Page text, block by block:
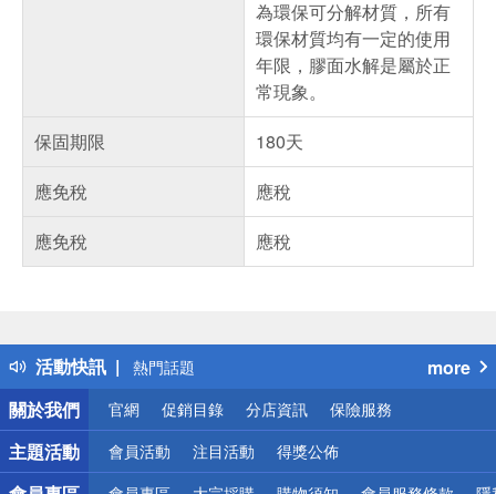
為環保可分解材質，所有
環保材質均有一定的使用
年限，膠面水解是屬於正
常現象。
保固期限
180天
應免稅
應稅
應免稅
應稅
活動快訊
得獎公告
熱門話題
銀行優惠
偏遠地區配送
詐騙網頁！請小心！
more
關於我們
官網 促銷目錄 分店資訊 保險服務
主題活動 會員活動 注目活動 得獎公佈